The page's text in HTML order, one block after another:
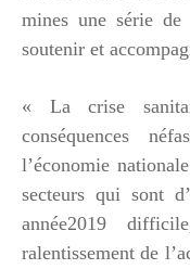
mines une série de
soutenir et
« La crise
conséquences
l’économie
secteurs qui sont
année2019
ralentissement de